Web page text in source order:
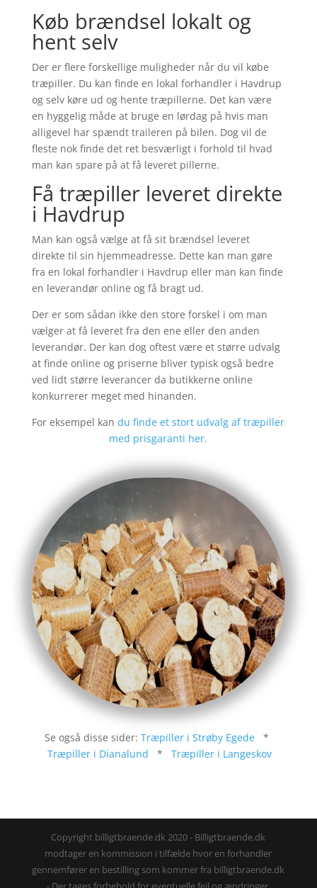
Køb brændsel lokalt og
hent selv
Der er flere forskellige muligheder når du vil købe
træpiller. Du kan finde en lokal forhandler i Havdrup
og selv køre ud og hente træpillerne. Det kan være
en hyggelig måde at bruge en lørdag på hvis man
alligevel har spændt traileren på bilen. Dog vil de
fleste nok finde det ret besværligt i forhold til hvad
man kan spare på at få leveret pillerne.
Få træpiller leveret direkte
i Havdrup
Man kan også vælge at få sit brændsel leveret
direkte til sin hjemmeadresse. Dette kan man gøre
fra en lokal forhandler i Havdrup eller man kan finde
en leverandør online og få bragt ud.
Der er som sådan ikke den store forskel i om man
vælger at få leveret fra den ene eller den anden
leverandør. Der kan dog oftest være et større udvalg
at finde online og priserne bliver typisk også bedre
ved lidt større leverancer da butikkerne online
konkurrerer meget med hinanden.
For eksempel kandu finde et stort udvalg af træpiller
med prisgaranti her.
Se også disse sider:Træpiller i Strøby Egede *
Træpiller i Dianalund *Træpiller i Langeskov
Copyright billigtbraende.dk 2020 - Billigtbraende.dk
modtager en kommission i tilfælde hvor en forhandler
gennemfører en bestilling som kommer fra billigtbraende.dk